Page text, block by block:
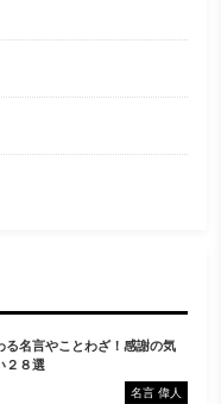
る名言やことわざ！感謝の気
２８選
名言 偉人